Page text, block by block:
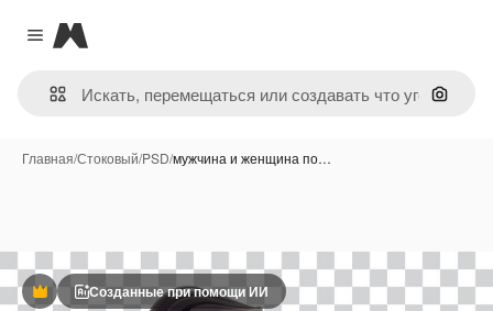
Close menu
Magnific
Поиск
Главная/Стоковый/PSD/мужчина и женщина по…
ПремиумСозданные при помощи ИИ